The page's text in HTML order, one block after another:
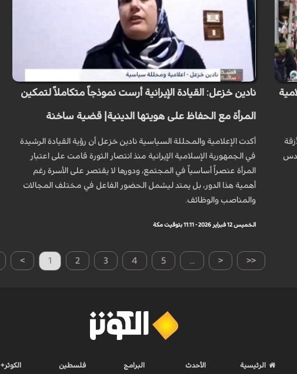
قدس
نادين خزعل: القيادة الإيرانية أرست نموذجاً متكاملاً لتمكين
المرأة مع الحفاظ على هويتها الدينية| قضية ساخنة
أكدت الإعلامية والمحللة السياسية نادين خزعل أن رؤية القيادة الرشيدة
في الجمهورية الإسلامية الإيرانية منذ انتصار الثورة قامت على اعتبار
المرأة عنصراً أساسياً في المجتمع، ودورها لا يقتصر على الأسرة رغم
أهمية هذا الدور، بل يمتد ليشمل الحضور الفاعل في مختلف المجالات
والمناصب والوظائف.
الخميس 12 فبراير 2026 - 11:11 بتوقيت مكة
> 1 2 3 4 5 ... < <<
الرئيسية الأحدث البرامج فلسطين الكوثر+